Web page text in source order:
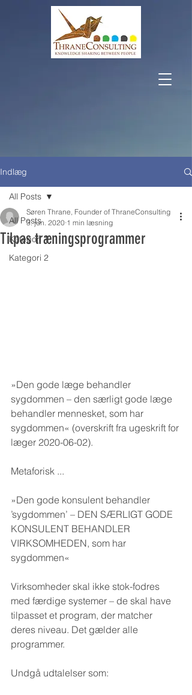
Indlæg
All Posts
Kategori 1
Kategori 2
All Posts
Tilpas træningsprogrammer
Søren Thrane, Founder of ThraneConsulting
3. jun. 2020 1 min læsning
»Den gode læge behandler
sygdommen – den særligt gode læge
behandler mennesket, som har
sygdommen« (overskrift fra ugeskrift for
læger 2020-06-02).
Metaforisk ...
»Den gode konsulent behandler
’sygdommen’ – DEN SÆRLIGT GODE
KONSULENT BEHANDLER
VIRKSOMHEDEN, som har
sygdommen«
Virksomheder skal ikke stok-fodres
med færdige systemer – de skal have
tilpasset et program, der matcher
deres niveau. Det gælder alle
programmer.
Undgå udtalelser som: